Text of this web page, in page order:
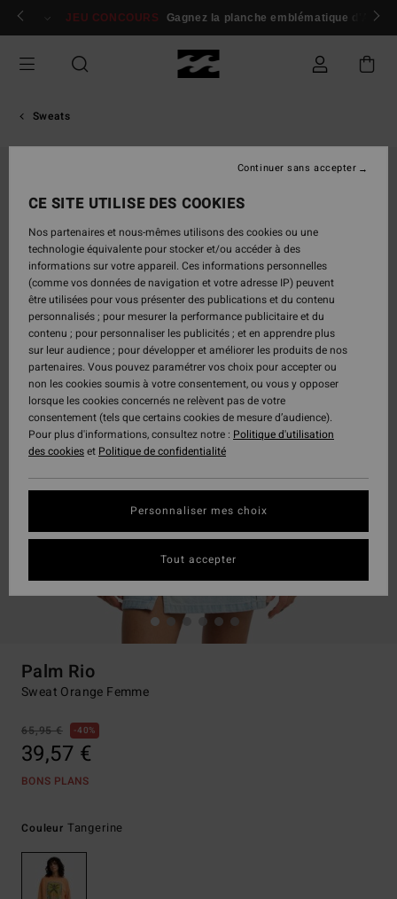
Passer
Se connecter / s'inscrire
JEU CONCOURS Gagnez la planche emblématique d'Andy
Sweats
Palm Rio
Sweat Orange Femme
65,95 € 40%
39,57 €
BONS PLANS
Couleur Tangerine
CE SITE UTILISE DES COOKIES
Nos partenaires et nous-mêmes utilisons des cookies ou une
technologie équivalente pour stocker et/ou accéder à des
informations sur votre appareil. Ces informations personnelles
(comme vos données de navigation et votre adresse IP) peuvent
être utilisées pour vous présenter des publications et du contenu
personnalisés ; pour mesurer la performance publicitaire et du
contenu ; pour personnaliser les publicités ; et en apprendre plus
sur leur audience ; pour développer et améliorer les produits de nos
partenaires. Vous pouvez paramétrer vos choix pour accepter ou
non les cookies soumis à votre consentement, ou vous y opposer
lorsque les cookies concernés ne relèvent pas de votre
consentement (tels que certains cookies de mesure d’audience).
Pour plus d'informations, consultez notre : Politique d'utilisation
des cookieset Politique de confidentialité
Personnaliser mes choix
Continuer sans accepter
Tout accepter